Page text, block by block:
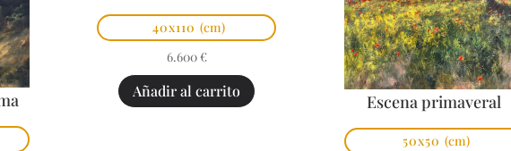
40x110 (cm)
6.600 €
Añadir al carrito
Escena primaveral
50x50 (cm)